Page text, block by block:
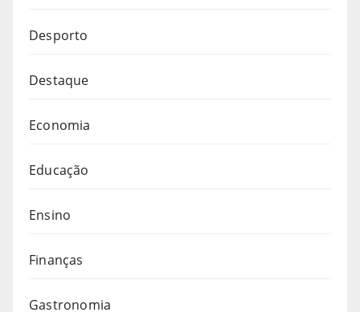
Desporto
Destaque
Economia
Educação
Ensino
Finanças
Gastronomia